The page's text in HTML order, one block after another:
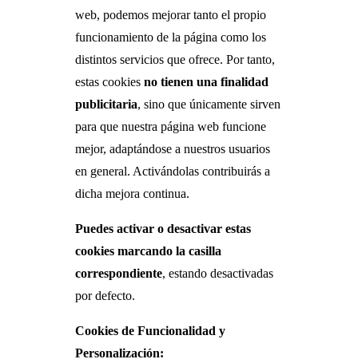
web, podemos mejorar tanto el propio
funcionamiento de la página como los
distintos servicios que ofrece. Por tanto,
estas cookiesno tienen una finalidad
publicitaria, sino que únicamente sirven
para que nuestra página web funcione
mejor, adaptándose a nuestros usuarios
en general. Activándolas contribuirás a
dicha mejora continua.
Puedes activar o desactivar estas
cookies marcando la casilla
correspondiente, estando desactivadas
por defecto.
Cookies de Funcionalidad y
Personalización: